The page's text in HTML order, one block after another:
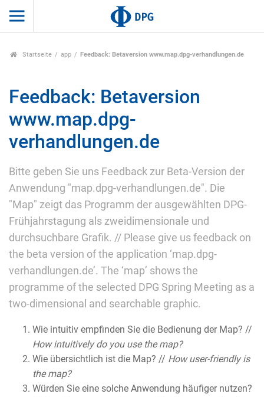
Startseite app Feedback: Betaversion www.map.dpg-verhandlungen.de
Feedback: Betaversion
www.map.dpg-
verhandlungen.de
Bitte geben Sie uns Feedback zur Beta-Version der
Anwendung "map.dpg-verhandlungen.de". Die
"Map" zeigt das Programm der ausgewählten DPG-
Frühjahrstagung als zweidimensionale und
durchsuchbare Grafik. // Please give us feedback on
the beta version of the application ‘map.dpg-
verhandlungen.de’. The ‘map’ shows the
programme of the selected DPG Spring Meeting as a
two-dimensional and searchable graphic.
Wie intuitiv empfinden Sie die Bedienung der Map? //
How intuitively do you use the map?
Wie übersichtlich ist die Map? // How user-friendly is
the map?
Würden Sie eine solche Anwendung häufiger nutzen?